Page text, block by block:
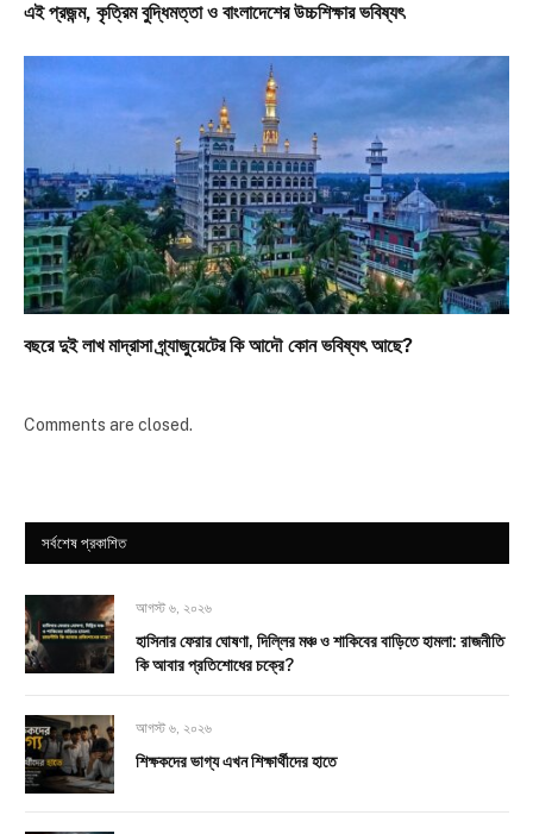
এই প্রজন্ম, কৃত্রিম বুদ্ধিমত্তা ও বাংলাদেশের উচ্চশিক্ষার ভবিষ্যৎ
বছরে দুই লাখ মাদ্রাসা গ্র্যাজুয়েটের কি আদৌ কোন ভবিষ্যৎ আছে?
Comments are closed.
সর্বশেষ প্রকাশিত
আগস্ট ৬, ২০২৬
হাসিনার ফেরার ঘোষণা, দিল্লির মঞ্চ ও শাকিবের বাড়িতে হামলা: রাজনীতি
কি আবার প্রতিশোধের চক্রে?
আগস্ট ৬, ২০২৬
শিক্ষকদের ভাগ্য এখন শিক্ষার্থীদের হাতে